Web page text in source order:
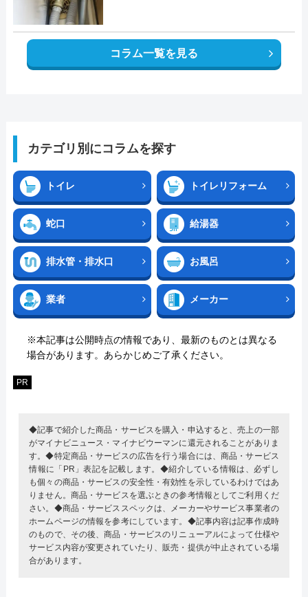
コラム一覧を見る
カテゴリ別にコラムを探す
トイレ トイレリフォーム
蛇口 給湯器
排水管・排水口 お風呂
業者 メーカー
※本記事は公開時点の情報であり、最新のものとは異なる
場合があります。あらかじめご了承ください。
PR
◆記事で紹介した商品・サービスを購入・申込すると、売上の一部
がマイナビニュース・マイナビウーマンに還元されることがありま
す。◆特定商品・サービスの広告を行う場合には、商品・サービス
情報に「PR」表記を記載します。◆紹介している情報は、必ずし
も個々の商品・サービスの安全性・有効性を示しているわけではあ
りません。商品・サービスを選ぶときの参考情報としてご利用くだ
さい。◆商品・サービススペックは、メーカーやサービス事業者の
ホームページの情報を参考にしています。◆記事内容は記事作成時
のもので、その後、商品・サービスのリニューアルによって仕様や
サービス内容が変更されていたり、販売・提供が中止されている場
合があります。